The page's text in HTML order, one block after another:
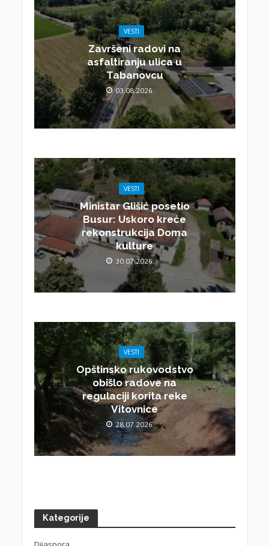
VESTI
Završeni radovi na
asfaltiranju ulica u
Tabanovcu
03.08.2026.
VESTI
Ministar Glišić posetio
Busur: Uskoro kreće
rekonstrukcija Doma
kulture
30.07.2026.
VESTI
Opštinsko rukovodstvo
obišlo radove na
regulaciji korita reke
Vitovnice
28.07.2026.
Kategorije